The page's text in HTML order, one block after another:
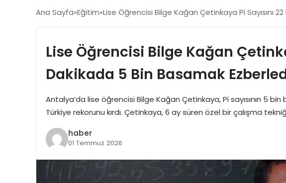
Ana Sayfa Eğitim Lise Öğrencisi Bilge Kağan Çetinkaya Pi Sayısını
Lise Öğrencisi Bilge Kağan
Dakikada 5 Bin Basamak
Antalya’da lise öğrencisi Bilge Kağan Çetinkaya, Pi sayısının 5
Türkiye rekorunu kırdı. Çetinkaya, 6 ay süren özel bir çalışma
haber
01 Temmuz 2026